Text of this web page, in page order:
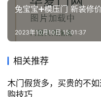
兔宝宝➕模压门 新装修
2023年10月10日 15:01:37
相关推荐
木门假货多，买贵的不
购技巧